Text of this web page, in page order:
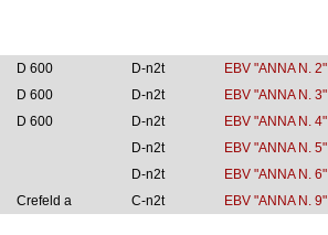
D 600 D-n2t
EBV "ANNA N. 2"
D 600 D-n2t
EBV "ANNA N. 3"
D 600 D-n2t
EBV "ANNA N. 4"
D-n2t
EBV "ANNA N. 5"
D-n2t
EBV "ANNA N. 6"
Crefeld a C-n2t EBV "ANNA N. 9"